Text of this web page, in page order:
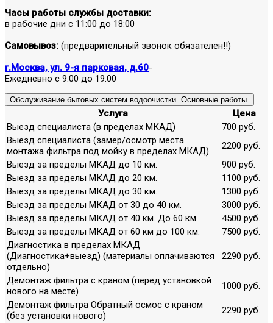
Часы работы службы доставки:
в рабочие дни с 11:00 до 18:00
Самовывоз: (предварительный звонок обязателен!!)
г.Москва, ул. 9-я парковая, д.60-
Ежедневно с 9.00 до 19.00
Обслуживание бытовых систем водоочистки. Основные работы.
Услуга
Цена
Выезд специалиста (в пределах МКАД)
700 руб.
Выезд специалиста (замер/осмотр места
монтажа фильтра под мойку в пределах МКАД)
2200 руб.
Выезд за пределы МКАД до 10 км.
900 руб.
Выезд за пределы МКАД до 20 км.
1100 руб.
Выезд за пределы МКАД до 30 км.
1300 руб.
Выезд за пределы МКАД от 30 до 40 км.
3000 руб.
Выезд за пределы МКАД от 40 км. До 60 км.
4500 руб.
Выезд за пределы МКАД от 60 км до 100 км.
7500 руб.
Диагностика в пределах МКАД
(Диагностика+выезд) (материалы оплачиваются
отдельно)
2290 руб.
Демонтаж фильтра с краном (перед установкой
нового на месте)
1000 руб.
Демонтаж фильтра Обратный осмос с краном
(без установки нового)
2290 руб.